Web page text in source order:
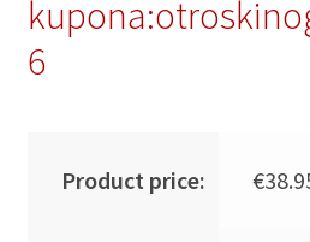
6
Product price: €